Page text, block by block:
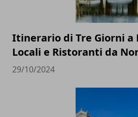
Itinerario di Tre Giorni a
Locali e Ristoranti da
29/10/2024